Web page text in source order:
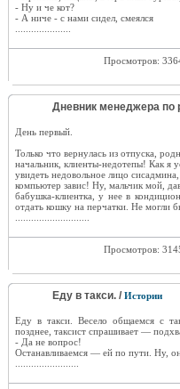
- Ну и че кот?
- А ниче - с нами сидел, смеялся
Просмотров:
Дневник менеджера по
День первый.
Только что вернулась из отпуска,
начальник, клиенты-недотепы! Как я
увидеть недовольное лицо
компьютер завис! Ну, мальчик мой,
бабушка-клиентка, у нее в
отдать кошку на перчатки. Не могли
Просмотров:
Еду в такси. / Истории
Еду в такси. Весело общаемся с
позднее, таксист спрашивает —
- Да не вопрос!
Останавливаемся — ей по пути. Ну,